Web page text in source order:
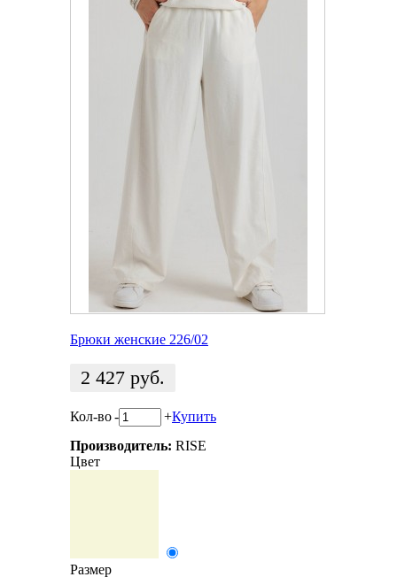
Брюки женские 226/02
2 427 руб.
Кол-во- +Купить
Производитель: RISE
Цвет
Размер